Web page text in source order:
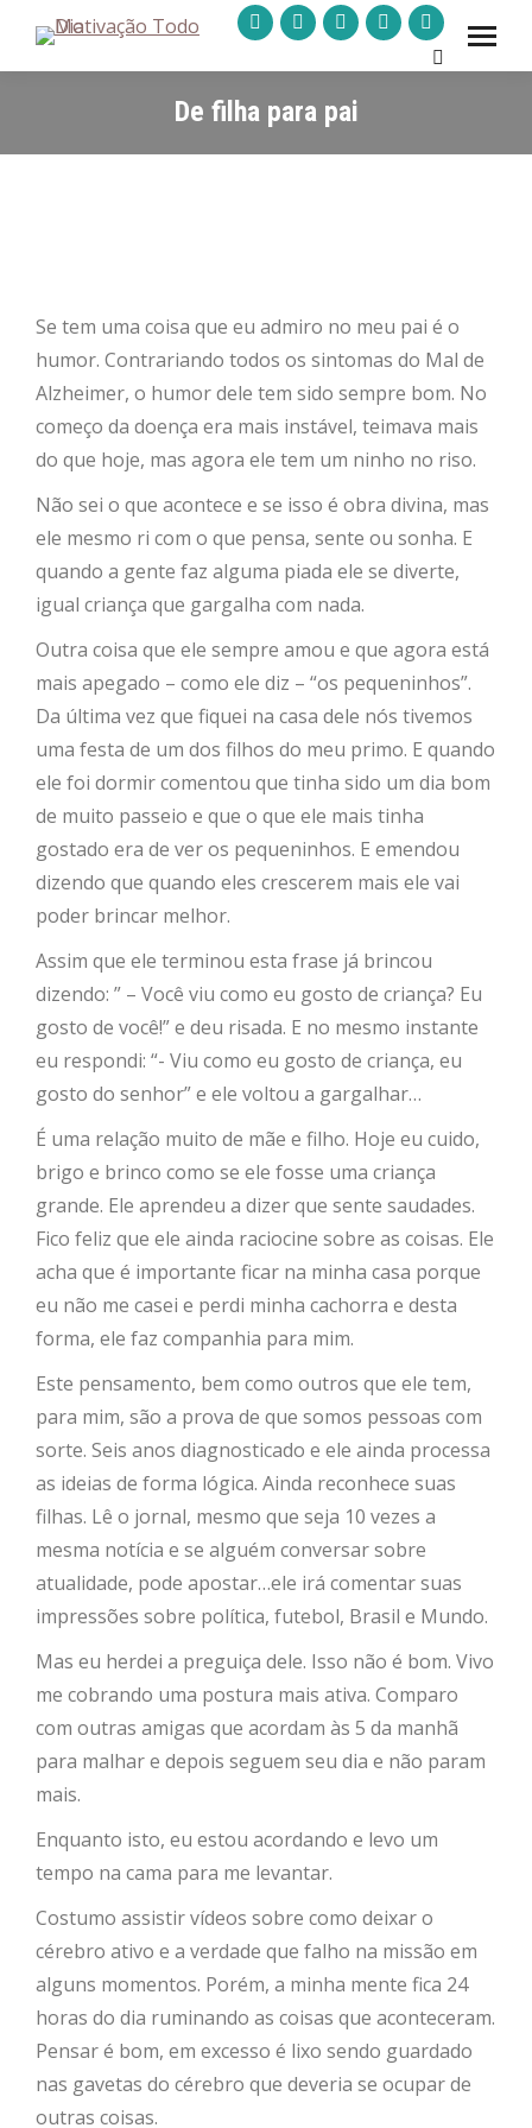
A
página
Facebook
A
página
LinkedIn
A
página
Instagram
A
página
A
página
Pesquisar:
De filha para pai
Se tem uma coisa que eu admiro no meu pai é o
humor. Contrariando todos os sintomas do Mal de
Alzheimer, o humor dele tem sido sempre bom. No
começo da doença era mais instável, teimava mais
do que hoje, mas agora ele tem um ninho no riso.
Não sei o que acontece e se isso é obra divina, mas
ele mesmo ri com o que pensa, sente ou sonha. E
quando a gente faz alguma piada ele se diverte,
igual criança que gargalha com nada.
Outra coisa que ele sempre amou e que agora está
mais apegado – como ele diz – “os pequeninhos”.
Da última vez que fiquei na casa dele nós tivemos
uma festa de um dos filhos do meu primo. E quando
ele foi dormir comentou que tinha sido um dia bom
de muito passeio e que o que ele mais tinha
gostado era de ver os pequeninhos. E emendou
dizendo que quando eles crescerem mais ele vai
poder brincar melhor.
Assim que ele terminou esta frase já brincou
dizendo: ” – Você viu como eu gosto de criança? Eu
gosto de você!” e deu risada. E no mesmo instante
eu respondi: “- Viu como eu gosto de criança, eu
gosto do senhor” e ele voltou a gargalhar…
É uma relação muito de mãe e filho. Hoje eu cuido,
brigo e brinco como se ele fosse uma criança
grande. Ele aprendeu a dizer que sente saudades.
Fico feliz que ele ainda raciocine sobre as coisas. Ele
acha que é importante ficar na minha casa porque
eu não me casei e perdi minha cachorra e desta
forma, ele faz companhia para mim.
Este pensamento, bem como outros que ele tem,
para mim, são a prova de que somos pessoas com
sorte. Seis anos diagnosticado e ele ainda processa
as ideias de forma lógica. Ainda reconhece suas
filhas. Lê o jornal, mesmo que seja 10 vezes a
mesma notícia e se alguém conversar sobre
atualidade, pode apostar…ele irá comentar suas
impressões sobre política, futebol, Brasil e Mundo.
Mas eu herdei a preguiça dele. Isso não é bom. Vivo
me cobrando uma postura mais ativa. Comparo
com outras amigas que acordam às 5 da manhã
para malhar e depois seguem seu dia e não param
mais.
Enquanto isto, eu estou acordando e levo um
tempo na cama para me levantar.
Costumo assistir vídeos sobre como deixar o
cérebro ativo e a verdade que falho na missão em
alguns momentos. Porém, a minha mente fica 24
horas do dia ruminando as coisas que aconteceram.
Pensar é bom, em excesso é lixo sendo guardado
nas gavetas do cérebro que deveria se ocupar de
outras coisas.